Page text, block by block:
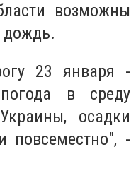
возможны
23 января -
в среду
осадки
повсеместно", -